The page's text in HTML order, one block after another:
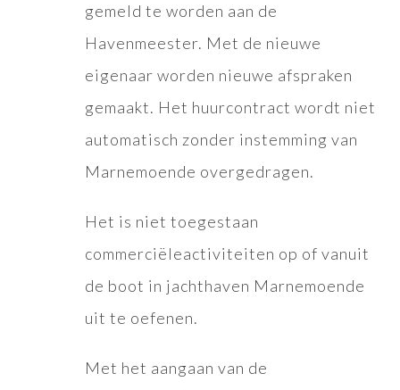
gemeld te worden aan de
Havenmeester. Met de nieuwe
eigenaar worden nieuwe afspraken
gemaakt. Het huurcontract wordt niet
automatisch zonder instemming van
Marnemoende overgedragen.
Het is niet toegestaan
commerciëleactiviteiten op of vanuit
de boot in jachthaven Marnemoende
uit te oefenen.
Met het aangaan van de